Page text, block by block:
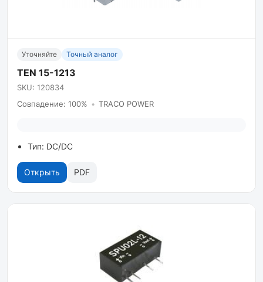
Уточняйте Точный аналог
TEN 15-1213
SKU: 120834
Совпадение: 100% • TRACO POWER
Тип: DC/DC
Открыть PDF